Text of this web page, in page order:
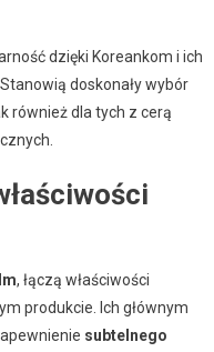
dzięki Koreankom i ich
doskonały wybór
również dla tych z cerą
, łączą właściwości
produkcie. Ich głównym
subtelnego